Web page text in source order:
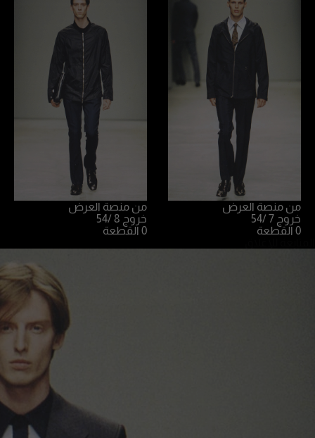
من منصة العرض
خروج 7
/54
0 القطعة
من منصة العرض
خروج 8
/54
0 القطعة